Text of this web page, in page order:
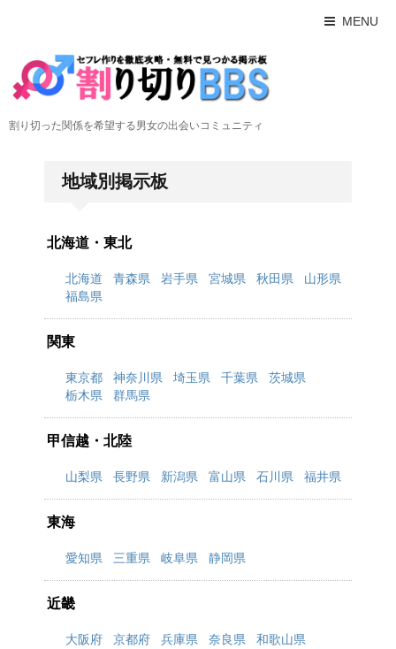
MENU
割り切った関係を希望する男女の出会いコミュニティ
地域別掲示板
北海道・東北
北海道 青森県 岩手県 宮城県 秋田県
山形県
福島県
関東
東京都 神奈川県 埼玉県 千葉県
茨城県
栃木県
群馬県
甲信越・北陸
山梨県 長野県 新潟県 富山県 石川県 福井県
東海
愛知県 三重県 岐阜県 静岡県
近畿
大阪府 京都府 兵庫県 奈良県
和歌山県